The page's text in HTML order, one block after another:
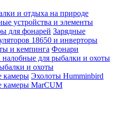
и отдыха на природе
устройства и элементы
для фонарей Зарядные
18650 и инверторы
и кемпинга Фонари
для рыбалки и охоты
и охоты
камеры Эхолоты Humminbird
камеры MarCUM